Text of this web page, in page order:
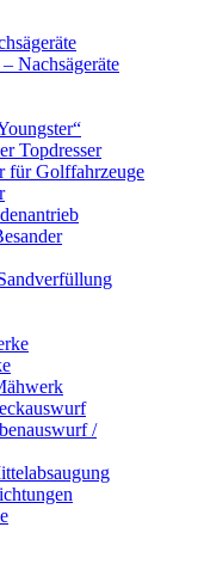
Nachsägeräte
Topdresser
für Golffahrzeuge
/